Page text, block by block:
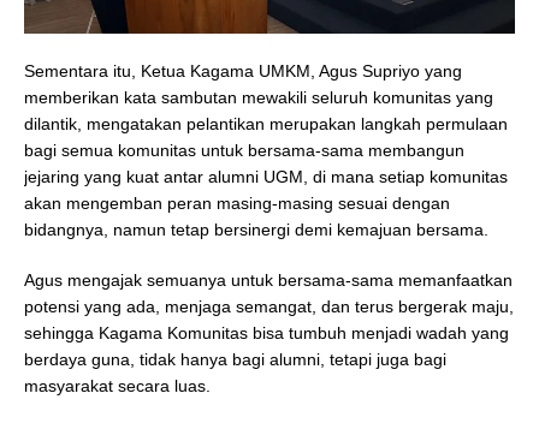
Sementara itu, Ketua Kagama UMKM, Agus Supriyo yang
memberikan kata sambutan mewakili seluruh komunitas yang
dilantik, mengatakan pelantikan merupakan langkah permulaan
bagi semua komunitas untuk bersama-sama membangun
jejaring yang kuat antar alumni UGM, di mana setiap komunitas
akan mengemban peran masing-masing sesuai dengan
bidangnya, namun tetap bersinergi demi kemajuan bersama.
Agus mengajak semuanya untuk bersama-sama memanfaatkan
potensi yang ada, menjaga semangat, dan terus bergerak maju,
sehingga Kagama Komunitas bisa tumbuh menjadi wadah yang
berdaya guna, tidak hanya bagi alumni, tetapi juga bagi
masyarakat secara luas.